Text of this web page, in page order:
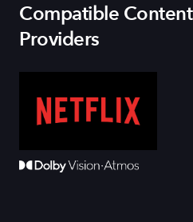
Compatible Content
Providers